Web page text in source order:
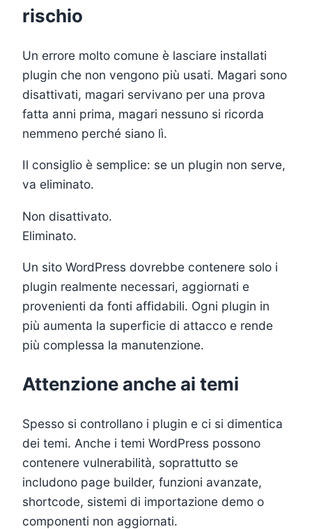
rischio
Un errore molto comune è lasciare installati
plugin che non vengono più usati. Magari sono
disattivati, magari servivano per una prova
fatta anni prima, magari nessuno si ricorda
nemmeno perché siano lì.
Il consiglio è semplice: se un plugin non serve,
va eliminato.
Non disattivato.
Eliminato.
Un sito WordPress dovrebbe contenere solo i
plugin realmente necessari, aggiornati e
provenienti da fonti affidabili. Ogni plugin in
più aumenta la superficie di attacco e rende
più complessa la manutenzione.
Attenzione anche ai temi
Spesso si controllano i plugin e ci si dimentica
dei temi. Anche i temi WordPress possono
contenere vulnerabilità, soprattutto se
includono page builder, funzioni avanzate,
shortcode, sistemi di importazione demo o
componenti non aggiornati.